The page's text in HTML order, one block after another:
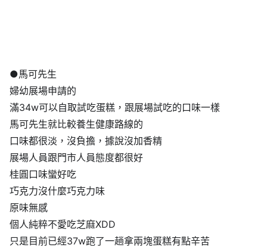
●馬可先生
婦幼展場申請的
滿34w可以自取試吃蛋糕，跟展場試吃的口味一樣
馬可先生就比較養生健康路線的
口味都很淡，沒負擔，據說沒加香精
展場人員跟門市人員態度都很好
桂圓口味蠻好吃
巧克力沒什麼巧克力味
原味無感
個人純粹不愛吃芝麻XDD
只是目前已經37w跑了一趟拿兩塊蛋糕有點辛苦